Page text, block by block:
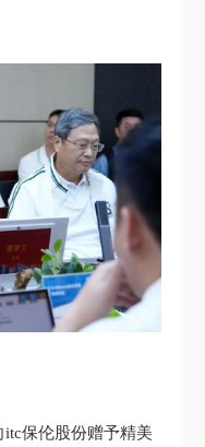
保伦股份赠予精美